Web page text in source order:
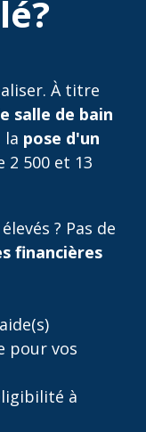
À titre
salle de bain
la pose d'un
2 500 et 13
? Pas de
financières
pour vos
à